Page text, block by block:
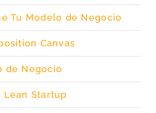
Tu Modelo de Negocio
Canvas
de Negocio
Lean Startup